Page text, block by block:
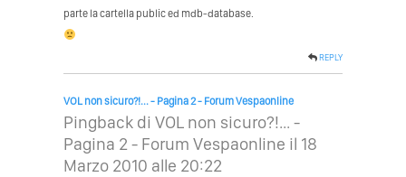
parte la cartella public ed mdb-database.
REPLY
VOL non sicuro?!... - Pagina 2 - Forum Vespaonline
Pingback di VOL non sicuro?!... -
Pagina 2 - Forum Vespaonline il 18
Marzo 2010 alle 20:22